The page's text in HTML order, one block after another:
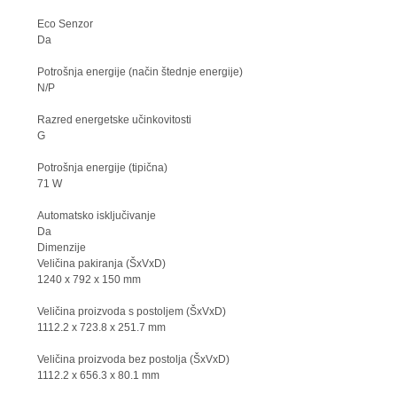
Eco Senzor
Da
Potrošnja energije (način štednje energije)
N/P
Razred energetske učinkovitosti
G
Potrošnja energije (tipična)
71 W
Automatsko isključivanje
Da
Dimenzije
Veličina pakiranja (ŠxVxD)
1240 x 792 x 150 mm
Veličina proizvoda s postoljem (ŠxVxD)
1112.2 x 723.8 x 251.7 mm
Veličina proizvoda bez postolja (ŠxVxD)
1112.2 x 656.3 x 80.1 mm